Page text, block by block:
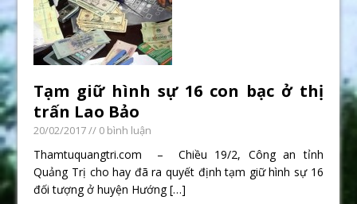
Tạm giữ hình sự 16 con bạc ở thị
trấn Lao Bảo
20/02/2017// 0 bình luận
Thamtuquangtri.com – Chiều 19/2, Công an tỉnh
Quảng Trị cho hay đã ra quyết định tạm giữ hình sự 16
đối tượng ở huyện Hướng[…]